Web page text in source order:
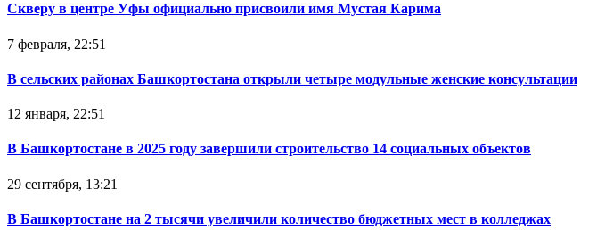
Скверу в центре Уфы официально присвоили имя Мустая Карима
7 февраля, 22:51
В сельских районах Башкортостана открыли четыре модульные женские консультации
12 января, 22:51
В Башкортостане в 2025 году завершили строительство 14 социальных объектов
29 сентября, 13:21
В Башкортостане на 2 тысячи увеличили количество бюджетных мест в колледжах